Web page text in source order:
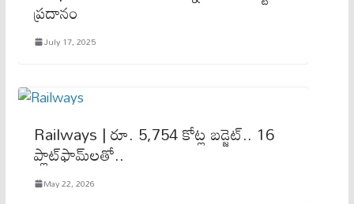
ప్రదానం
July 17, 2025
Railways | రూ. 5,754 కోట్ల బడ్జెట్.. 16
ప్లాట్‌ఫామ్‌లతో..
May 22, 2026